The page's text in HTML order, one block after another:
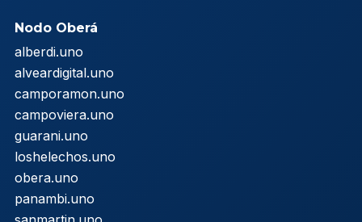
Nodo Oberá
alberdi.uno
alveardigital.uno
camporamon.uno
campoviera.uno
guarani.uno
loshelechos.uno
obera.uno
panambi.uno